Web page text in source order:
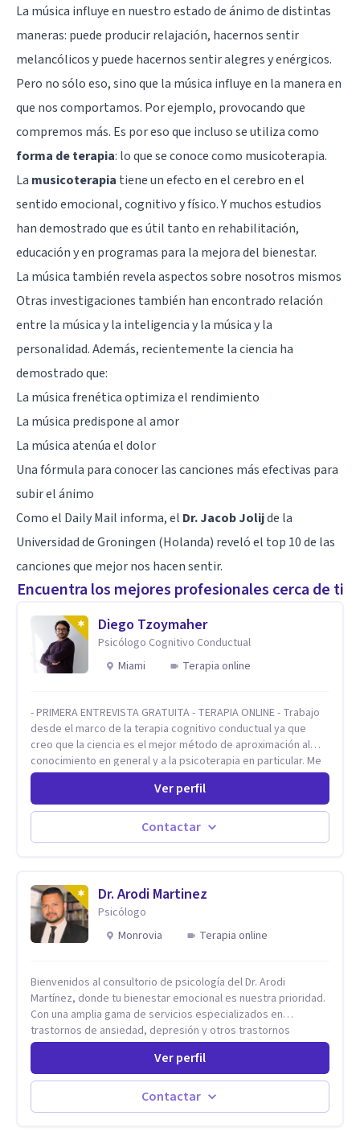
La música influye en nuestro estado de ánimo de distintas
maneras: puede producir relajación, hacernos sentir
melancólicos y puede hacernos sentir alegres y enérgicos.
Pero no sólo eso, sino que la música influye en la manera en
que nos comportamos. Por ejemplo, provocando que
compremos más. Es por eso que incluso se utiliza como
forma de terapia: lo que se conoce como musicoterapia.
La musicoterapia tiene un efecto en el cerebro en el
sentido emocional, cognitivo y físico. Y muchos estudios
han demostrado que es útil tanto en rehabilitación,
educación y en programas para la mejora del bienestar.
La música también revela aspectos sobre nosotros mismos
Otras investigaciones también han encontrado relación
entre la música y la inteligenciay la música y la
personalidad. Además, recientemente la ciencia ha
demostrado que:
La música frenética optimiza el rendimiento
La música predispone al amor
La música atenúa el dolor
Una fórmula para conocer las canciones más efectivas para
subir el ánimo
Como el Daily Mail informa, el Dr. Jacob Jolijde la
Universidad de Groningen (Holanda) reveló el top 10 de las
canciones que mejor nos hacen sentir.
Encuentra los mejores profesionales cerca de ti
Diego Tzoymaher
Psicólogo Cognitivo Conductual
Miami
Terapia online
- PRIMERA ENTREVISTA GRATUITA - TERAPIA ONLINE - Trabajo
desde el marco de la terapia cognitivo conductual ya que
creo que la ciencia es el mejor método de aproximación al
conocimiento en general y a la psicoterapia en particular. Me
interesan los procesos de cambio conductual por los que una
persona pueda alcanzar sus objetivos, transitando,
aceptando y modificando sus patrones cognitivos y
emocionales. Abordo patologías específicas como trastornos
de ansiedad y del ánimo, y también crisis vitales y procesos
Ver perfil
Contactar
Dr. Arodi Martinez
Psicólogo
Monrovia
Terapia online
Bienvenidos al consultorio de psicología del Dr. Arodi
Martínez, donde tu bienestar emocional es nuestra prioridad.
Con una amplia gama de servicios especializados en
trastornos de ansiedad, depresión y otros trastornos
emocionales, estamos dedicados a ofrecerte el mejor
tratamiento para mejorar tu salud mental. En nuestro
consultorio, ofrecemos una variedad de terapias y
tratamientos diseñados para satisfacer tus necesidades
específicas: Terapia para Trastornos de Ansiedad y
Ver perfil
Contactar